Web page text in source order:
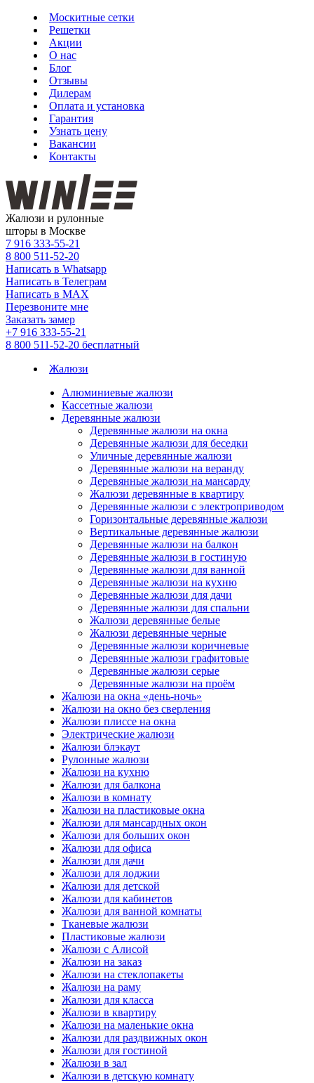
Москитные сетки
Решетки
Акции
О нас
Блог
Отзывы
Дилерам
Оплата и установка
Гарантия
Узнать цену
Вакансии
Контакты
Жалюзи и рулонные
шторы в Москве
7 916 333-55-21
8 800 511-52-20
Написать в Whatsapp
Написать в Телеграм
Написать в MAX
Перезвоните мне
Заказать замер
+7 916 333-55-21
8 800 511-52-20 бесплатный
Жалюзи
Алюминиевые жалюзи
Кассетные жалюзи
Деревянные жалюзи
Деревянные жалюзи на окна
Деревянные жалюзи для беседки
Уличные деревянные жалюзи
Деревянные жалюзи на веранду
Деревянные жалюзи на мансарду
Жалюзи деревянные в квартиру
Деревянные жалюзи с электроприводом
Горизонтальные деревянные жалюзи
Вертикальные деревянные жалюзи
Деревянные жалюзи на балкон
Деревянные жалюзи в гостиную
Деревянные жалюзи для ванной
Деревянные жалюзи на кухню
Деревянные жалюзи для дачи
Деревянные жалюзи для спальни
Жалюзи деревянные белые
Жалюзи деревянные черные
Деревянные жалюзи коричневые
Деревянные жалюзи графитовые
Деревянные жалюзи серые
Деревянные жалюзи на проём
Жалюзи на окна «день-ночь»
Жалюзи на окно без сверления
Жалюзи плиссе на окна
Электрические жалюзи
Жалюзи блэкаут
Рулонные жалюзи
Жалюзи на кухню
Жалюзи для балкона
Жалюзи в комнату
Жалюзи на пластиковые окна
Жалюзи для мансардных окон
Жалюзи для больших окон
Жалюзи для офиса
Жалюзи для дачи
Жалюзи для лоджии
Жалюзи для детской
Жалюзи для кабинетов
Жалюзи для ванной комнаты
Тканевые жалюзи
Пластиковые жалюзи
Жалюзи с Алисой
Жалюзи на заказ
Жалюзи на стеклопакеты
Жалюзи на раму
Жалюзи для класса
Жалюзи в квартиру
Жалюзи на маленькие окна
Жалюзи для раздвижных окон
Жалюзи для гостиной
Жалюзи в зал
Жалюзи в детскую комнату